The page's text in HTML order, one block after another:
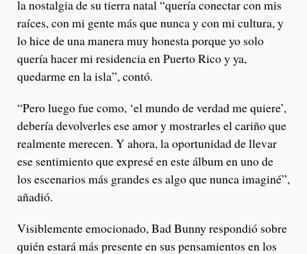
la nostalgia de su tierra natal “quería conectar con mis
raíces, con mi gente más que nunca y con mi cultura, y
lo hice de una manera muy honesta porque yo solo
quería hacer mi residencia en Puerto Rico y ya,
quedarme en la isla”, contó.
“Pero luego fue como, ‘el mundo de verdad me quiere’,
debería devolverles ese amor y mostrarles el cariño que
realmente merecen. Y ahora, la oportunidad de llevar
ese sentimiento que expresé en este álbum en uno de
los escenarios más grandes es algo que nunca imaginé”,
añadió.
Visiblemente emocionado, Bad Bunny respondió sobre
quién estará más presente en sus pensamientos en los